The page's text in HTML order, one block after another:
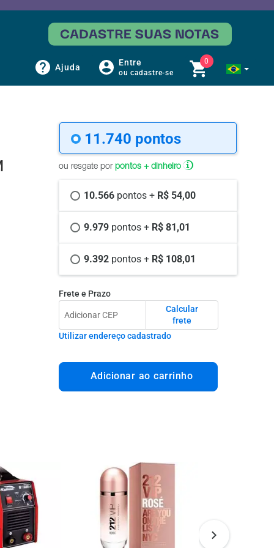
Ajuda Entre
ou cadastre-se
0
11.740 pontos
ou resgate por pontos + dinheiro
10.566 pontos + R$ 54,00
9.979 pontos + R$ 81,01
9.392 pontos + R$ 108,01
Frete e Prazo
Calcular
frete
Utilizar endereço cadastrado
Adicionar ao carrinho